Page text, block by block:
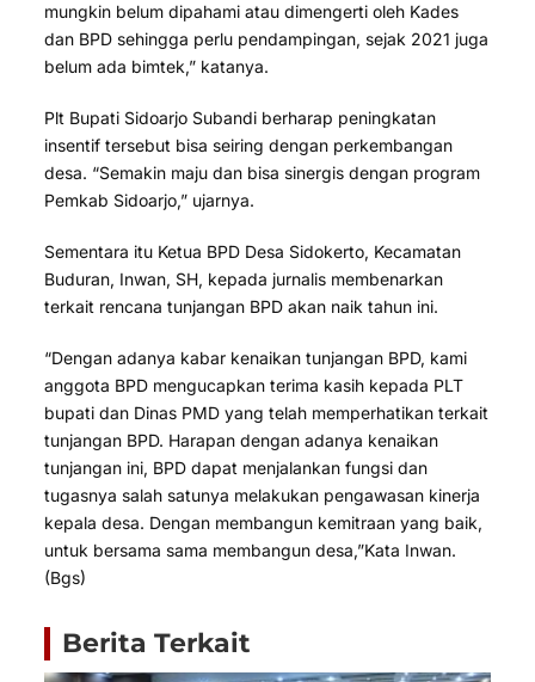
mungkin belum dipahami atau dimengerti oleh Kades
dan BPD sehingga perlu pendampingan, sejak 2021 juga
belum ada bimtek,” katanya.
Plt Bupati Sidoarjo Subandi berharap peningkatan
insentif tersebut bisa seiring dengan perkembangan
desa. “Semakin maju dan bisa sinergis dengan program
Pemkab Sidoarjo,” ujarnya.
Sementara itu Ketua BPD Desa Sidokerto, Kecamatan
Buduran, Inwan, SH, kepada jurnalis membenarkan
terkait rencana tunjangan BPD akan naik tahun ini.
“Dengan adanya kabar kenaikan tunjangan BPD, kami
anggota BPD mengucapkan terima kasih kepada PLT
bupati dan Dinas PMD yang telah memperhatikan terkait
tunjangan BPD. Harapan dengan adanya kenaikan
tunjangan ini, BPD dapat menjalankan fungsi dan
tugasnya salah satunya melakukan pengawasan kinerja
kepala desa. Dengan membangun kemitraan yang baik,
untuk bersama sama membangun desa,”Kata Inwan.
(Bgs)
Berita Terkait